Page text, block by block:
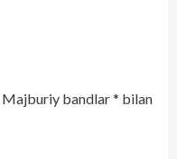
Majburiy bandlar* bilan